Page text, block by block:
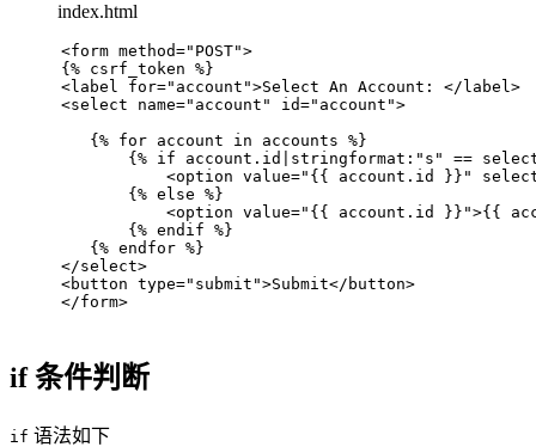
index.html
<form method="POST">
{% csrf_token %}
<label for="account">Select An Account: </ label>
<select name="account" id="account">
   {% for account in accounts %}
{% if account.id|stringformat:"s" ==
<option value="{{ account.id }}"
       {% else %}
<option value="{{ account.id }}">{{
       {% endif %}
   {% endfor %}
</select>
<button type="submit">Submit</ button>
</form>
if 条件判断
if 语法如下